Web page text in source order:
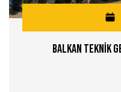
Balkan Teknİk